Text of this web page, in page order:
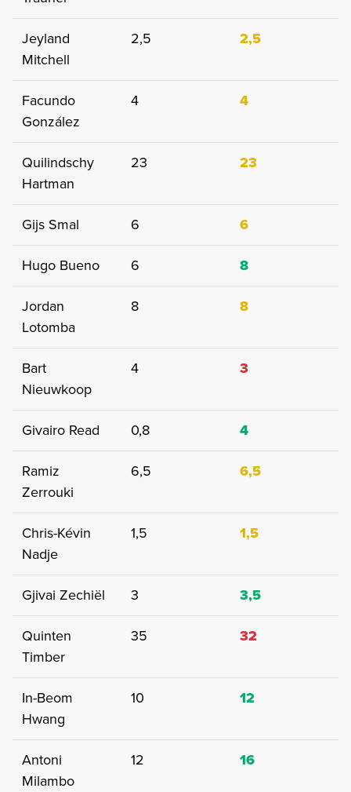
Jeyland
Mitchell
2,5 2,5
Facundo
González
4 4
Quilindschy
Hartman
23 23
Gijs Smal 6
6
Hugo Bueno
6
8
Jordan
Lotomba
8 8
Bart
Nieuwkoop
4 3
Givairo Read 0,8
4
Ramiz
Zerrouki
6,5 6,5
Chris-Kévin
Nadje
1,5 1,5
Gjivai Zechiël 3
3,5
Quinten
Timber
35 32
In-Beom
Hwang
10 12
Antoni
Milambo
12 16